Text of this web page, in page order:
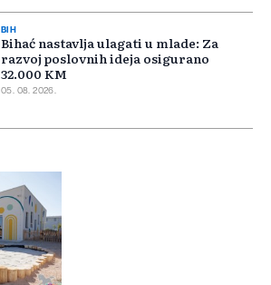
BIH
Bihać nastavlja ulagati u mlade: Za
razvoj poslovnih ideja osigurano
32.000 KM
05. 08. 2026.